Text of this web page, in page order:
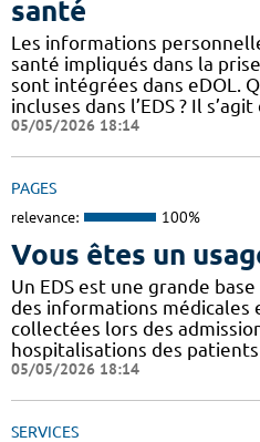
santé
Les informations
santé impliqués dans la
sont intégrées dans eDOL.
incluses dans l’EDS ? Il
05/05/2026 18:14
PAGES
relevance: 100%
Vous êtes un
Un EDS est une grande
des informations médicales
collectées lors des
hospitalisations des
05/05/2026 18:14
SERVICES